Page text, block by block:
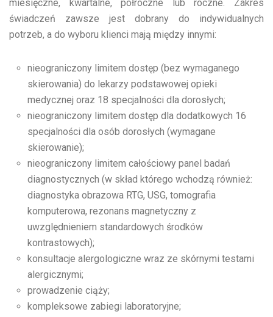
miesięczne, kwartalne, półroczne lub roczne. Zakres
świadczeń zawsze jest dobrany do indywidualnych
potrzeb, a do wyboru klienci mają między innymi:
nieograniczony limitem dostęp (bez wymaganego
skierowania) do lekarzy podstawowej opieki
medycznej oraz 18 specjalności dla dorosłych;
nieograniczony limitem dostęp dla dodatkowych 16
specjalności dla osób dorosłych (wymagane
skierowanie);
nieograniczony limitem całościowy panel badań
diagnostycznych (w skład którego wchodzą również:
diagnostyka obrazowa RTG, USG, tomografia
komputerowa, rezonans magnetyczny z
uwzględnieniem standardowych środków
kontrastowych);
konsultacje alergologiczne wraz ze skórnymi testami
alergicznymi;
prowadzenie ciąży;
kompleksowe zabiegi laboratoryjne;